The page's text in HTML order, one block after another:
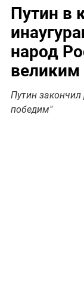
Путин в
народ
великим
Путин
победим"